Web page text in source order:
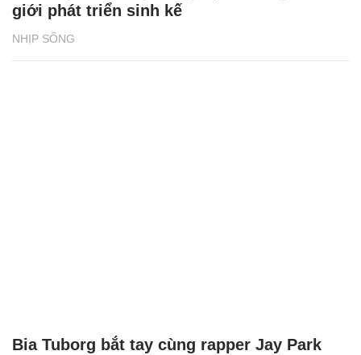
NHỊP SỐNG
giới phát triển sinh kế
Bia Tuborg bắt tay cùng rapper Jay Park